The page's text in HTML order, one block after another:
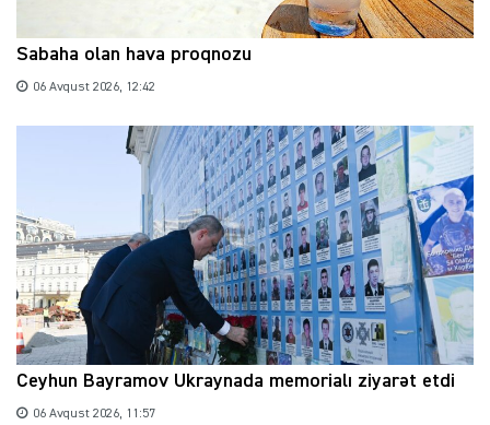
Sabaha olan hava proqnozu
06 Avqust 2026, 12:42
Ceyhun Bayramov Ukraynada memorialı ziyarət etdi
06 Avqust 2026, 11:57